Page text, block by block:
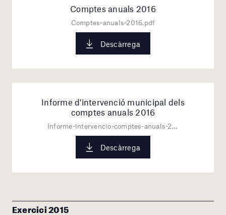
Comptes anuals 2016
Comptes-anuals-2016.pdf
Descàrrega
Informe d'intervenció municipal dels
comptes anuals 2016
Informe-intervencio-comptes-anuals-2016.pdf
Descàrrega
Exercici 2015